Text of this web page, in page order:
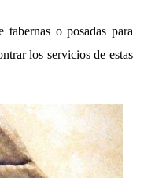
tabernas o posadas para
los servicios de estas